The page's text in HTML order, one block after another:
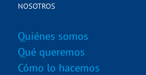
NOSOTROS
Quiénes somos
Qué queremos
Cómo lo hacemos